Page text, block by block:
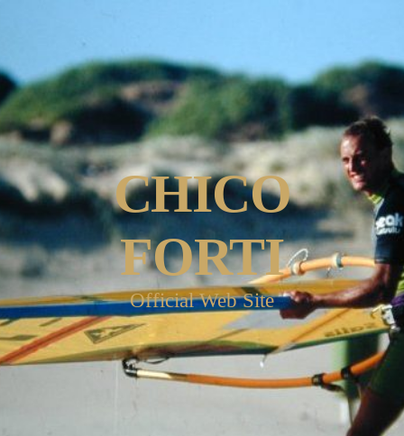
CHICO
FORTI
Official Web Site